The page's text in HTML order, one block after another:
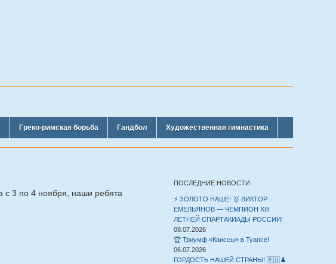
Греко-римская борьба Гандбол Художественная гимнастика
3 по 4 ноября, наши ребята
ПОСЛЕДНИЕ НОВОСТИ
⚡️ ЗОЛОТО НАШЕ! 🥇 ВИКТОР
ЕМЕЛЬЯНОВ — ЧЕМПИОН XIII
ЛЕТНЕЙ СПАРТАКИАДЫ РОССИИ!
08.07.2026
🏆 Триумф «Каиссы» в Туапсе!
06.07.2026
ГОРДОСТЬ НАШЕЙ СТРАНЫ! 🇷🇺♟️